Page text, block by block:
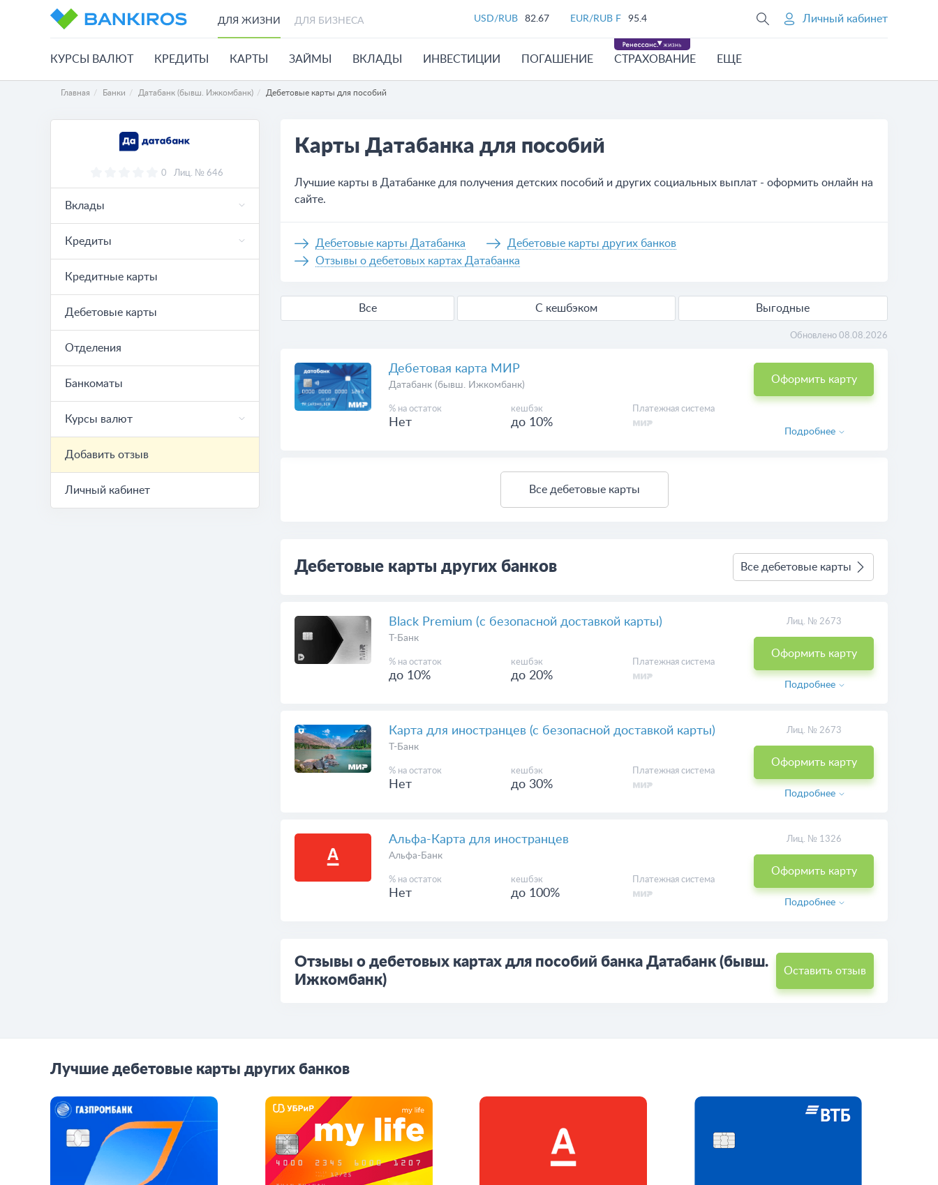
ДЛЯ ЖИЗНИ ДЛЯ БИЗНЕСА USD/RUB 82.67 EUR/RUB F 95.4 Личный кабинет
КУРСЫ ВАЛЮТ КРЕДИТЫ КАРТЫ ЗАЙМЫ ВКЛАДЫ ИНВЕСТИЦИИ ПОГАШЕНИЕ СТРАХОВАНИЕ ЕЩЕ
Главная Банки Датабанк (бывш. Ижкомбанк) Дебетовые карты для пособий
0 Лиц. № 646
Вклады
Кредиты
Кредитные карты
Дебетовые карты
Отделения
Банкоматы
Курсы валют
Добавить отзыв
Личный кабинет
Карты Датабанка для пособий
Лучшие карты в Датабанке для получения детских пособий и других социальных выплат - оформить онлайн на
сайте.
Дебетовые карты Датабанка
Дебетовые карты других банков
Отзывы о дебетовых картах Датабанка
Все С кешбэком Выгодные
Обновлено 08.08.2026
Дебетовая карта МИР
Датабанк (бывш. Ижкомбанк)
% на остаток
Нет
кешбэк
до 10%
Платежная система
Оформить карту
Подробнее
Все дебетовые карты
Дебетовые карты других банков Все дебетовые карты
Black Premium (с безопасной доставкой карты)
Т-Банк
% на остаток
до 10%
кешбэк
до 20%
Платежная система
Лиц. № 2673
Оформить карту
Подробнее
Карта для иностранцев (с безопасной доставкой карты)
Т-Банк
% на остаток
Нет
кешбэк
до 30%
Платежная система
Лиц. № 2673
Оформить карту
Подробнее
Альфа-Карта для иностранцев
Альфа-Банк
% на остаток
Нет
кешбэк
до 100%
Платежная система
Лиц. № 1326
Оформить карту
Подробнее
Отзывы о дебетовых картах для пособий банка Датабанк (бывш.
Ижкомбанк)
Оставить отзыв
Лучшие дебетовые карты других банков